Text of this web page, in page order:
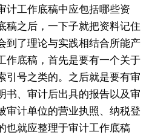
计工作底稿中应包括哪些资
稿之后，一下子就把资料记住
到了理论与实践相结合所能产
作底稿，首先是要有一个关于
引号之类的。之后就是要有审
书、审计后出具的报告以及审
审计单位的营业执照、纳税登
也就应整理于审计工作底稿